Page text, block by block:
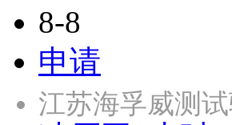
8-8
申请
江苏海孚威测